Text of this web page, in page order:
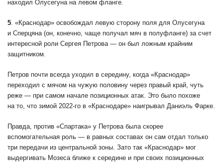
находил Олусегуна на левом фланге.
5 . «Краснодар» освобождал левую сторону поля для Олусегуна
и Сперцяна (он, конечно, чаще получал мяч в полуфланге) за счет
интересной роли Сергея Петрова — он был ложным крайним
защитником.
Петров почти всегда уходил в середину, когда «Краснодар»
переходил с мячом на чужую половину через правый край, чуть
реже — при самом начале позиционных атак. Это было похоже
на то, что зимой 2022-го в «Краснодаре» наигрывал Даниэль Фарке.
Правда, против «Спартака» у Петрова была скорее
вспомогательная роль — в равных составах он сам отдал только
три передачи из центральной зоны. Зато так «Краснодар» мог
выдергивать Мозеса ближе к середине и при своих позиционных